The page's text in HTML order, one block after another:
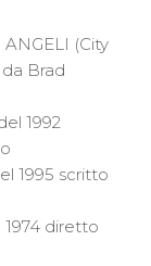
ANGELI (City
Brad
1992
1995 scritto
diretto